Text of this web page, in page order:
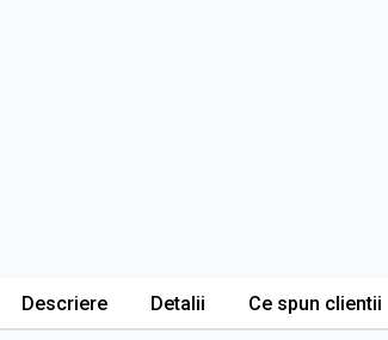
Descriere Detalii Ce spun clientii